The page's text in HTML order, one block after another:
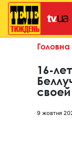
Головна
16-
9 жовтня